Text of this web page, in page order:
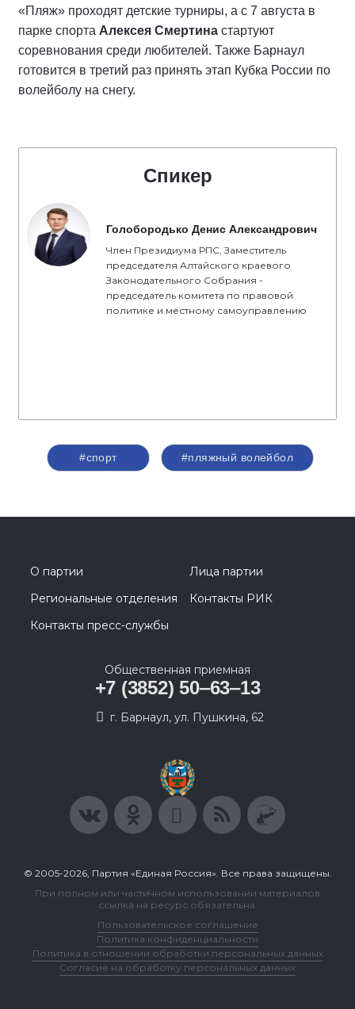
«Пляж» проходят детские турниры, а с 7 августа в
парке спорта Алексея Смертина стартуют
соревнования среди любителей. Также Барнаул
готовится в третий раз принять этап Кубка России по
волейболу на снегу.
Спикер
Голобородько Денис Александрович
Член Президиума РПС, Заместитель
председателя Алтайского краевого
Законодательного Собрания -
председатель комитета по правовой
политике и местному самоуправлению
#спорт #пляжный волейбол
О партии
Лица партии
Региональные отделения
Контакты РИК
Контакты пресс-службы
Общественная приемная
+7 (3852) 50‒63‒13
г. Барнаул, ул. Пушкина, 62
© 2005-2026, Партия «Единая Россия». Все права защищены.
При полном или частичном использовании материалов
ссылка на ресурс обязательна.
Пользовательское соглашение
Политика конфиденциальности
Политика в отношении обработки персональных данных
Согласие на обработку персональных данных